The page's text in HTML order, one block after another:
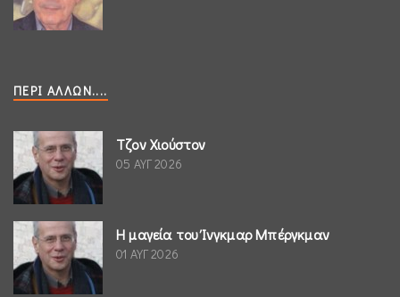
ΠΕΡΊ ΆΛΛΩΝ....
Τζον Χιούστον
05 ΑΥΓ 2026
Η μαγεία του Ίνγκμαρ Μπέργκμαν
01 ΑΥΓ 2026